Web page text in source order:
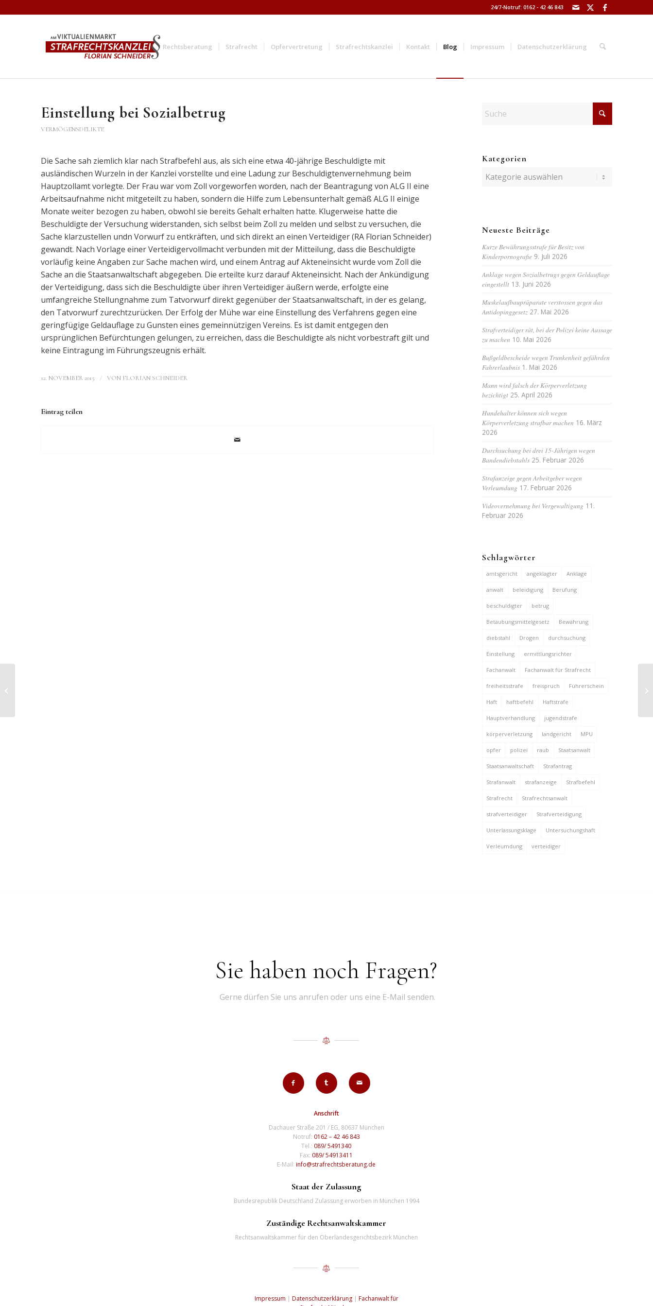
24/7-Notruf: 0162 - 42 46 843
Rechtsberatung Strafrecht Opfervertretung Strafrechtskanzlei Kontakt Blog Impressum Datenschutzerklärung
Einstellung bei Sozialbetrug
VERMÖGENSDELIKTE
Die Sache sah ziemlich klar nach Strafbefehl aus, als sich eine etwa 40-jährige Beschuldigte mit
ausländischen Wurzeln in der Kanzlei vorstellte und eine Ladung zur Beschuldigtenvernehmung beim
Hauptzollamt vorlegte. Der Frau war vom Zoll vorgeworfen worden, nach der Beantragung von ALG II eine
Arbeitsaufnahme nicht mitgeteilt zu haben, sondern die Hilfe zum Lebensunterhalt gemäß ALG II einige
Monate weiter bezogen zu haben, obwohl sie bereits Gehalt erhalten hatte. Klugerweise hatte die
Beschuldigte der Versuchung widerstanden, sich selbst beim Zoll zu melden und selbst zu versuchen, die
Sache klarzustellen undn Vorwurf zu entkräften, und sich direkt an einen Verteidiger (RA Florian Schneider)
gewandt. Nach Vorlage einer Verteidigervollmacht verbunden mit der Mitteilung, dass die Beschuldigte
vorläufig keine Angaben zur Sache machen wird, und einem Antrag auf Akteneinsicht wurde vom Zoll die
Sache an die Staatsanwaltschaft abgegeben. Die erteilte kurz darauf Akteneinsicht. Nach der Ankündigung
der Verteidigung, dass sich die Beschuldigte über ihren Verteidiger äußern werde, erfolgte eine
umfangreiche Stellungnahme zum Tatvorwurf direkt gegenüber der Staatsanwaltschaft, in der es gelang,
den Tatvorwurf zurechtzurücken. Der Erfolg der Mühe war eine Einstellung des Verfahrens gegen eine
geringfügige Geldauflage zu Gunsten eines gemeinnützigen Vereins. Es ist damit entgegen den
ursprünglichen Befürchtungen gelungen, zu erreichen, dass die Beschuldigte als nicht vorbestraft gilt und
keine Eintragung im Führungszeugnis erhält.
12. NOVEMBER 2015 / VON FLORIAN SCHNEIDER
Eintrag teilen
Kategorien
Kategorien
Neueste Beiträge
Kurze Bewährungsstrafe für Besitz von
Kinderpornografie 9. Juli 2026
Anklage wegen Sozialbetrugs gegen Geldauflage
eingestellt 13. Juni 2026
Muskelaufbaupräparate verstossen gegen das
Antidopinggesetz 27. Mai 2026
Strafverteidiger rät, bei der Polizei keine Aussage
zu machen 10. Mai 2026
Bußgeldbescheide wegen Trunkenheit gefährden
Fahrerlaubnis 1. Mai 2026
Mann wird falsch der Körperverletzung
bezichtigt 25. April 2026
Hundehalter können sich wegen
Körperverletzung strafbar machen 16. März
2026
Durchsuchung bei drei 15-Jährigen wegen
Bandendiebstahls 25. Februar 2026
Strafanzeige gegen Arbeitgeber wegen
Verleumdung 17. Februar 2026
Videovernehmung bei Vergewaltigung 11.
Februar 2026
Schlagwörter
amtsgericht angeklagter Anklage
anwalt beleidigung Berufung
beschuldigter betrug
Betäubungsmittelgesetz Bewährung
diebstahl Drogen durchsuchung
Einstellung ermittlungsrichter
Fachanwalt Fachanwalt für Strafrecht
freiheitsstrafe freispruch Führerschein
Haft haftbefehl Haftstrafe
Hauptverhandlung jugendstrafe
körperverletzung landgericht MPU
opfer polizei raub Staatsanwalt
Staatsanwaltschaft Strafantrag
Strafanwalt strafanzeige Strafbefehl
Strafrecht Strafrechtsanwalt
strafverteidiger Strafverteidigung
Unterlassungsklage Untersuchungshaft
Verleumdung verteidiger
Sie haben noch Fragen?
Gerne dürfen Sie uns anrufen oder uns eine E-Mail senden.
Anschrift
Dachauer Straße 201 / EG, 80637 München
Notruf: 0162 – 42 46 843
Tel.: 089/ 5491340
Fax: 089/ 54913411
E-Mail:info@strafrechtsberatung.de
Staat der Zulassung
Bundesrepublik Deutschland Zulassung erworben in München 1994
Zuständige Rechtsanwaltskammer
Rechtsanwaltskammer für den Oberlandesgerichtsbezirk München
Impressum | Datenschutzerklärung| Fachanwalt für